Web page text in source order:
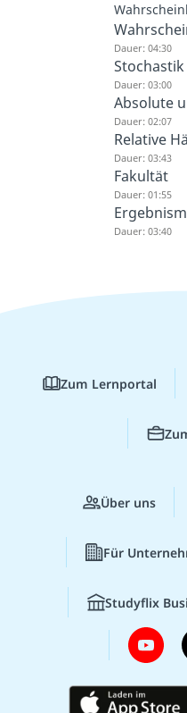
Dauer: 04:30
Stochastik
Dauer: 03:00
Absolute
Dauer: 02:07
Relative
Dauer: 03:43
Fakultät
Dauer: 01:55
Dauer: 03:40
Zum Lernportal
Über uns
Für
Studyflix